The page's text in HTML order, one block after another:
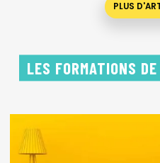
PLUS
LES FORMATIONS